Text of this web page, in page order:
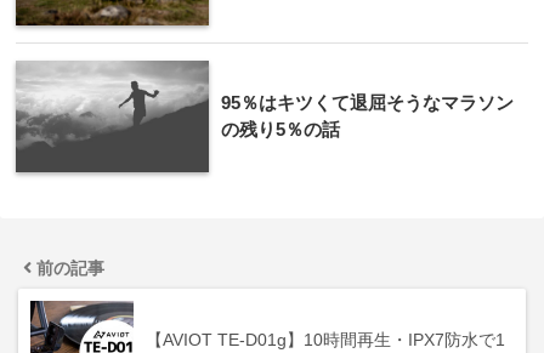
95％はキツくて退屈そうなマラソン
の残り5％の話
前の記事
【AVIOT TE-D01g】10時間再生・IPX7防水で1